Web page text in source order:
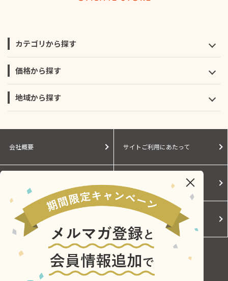
カテゴリから探す
価格から探す
地域から探す
会社概要 サイトご利用にあたって
Cookieポリシー ご利用規約
お問い合わせ